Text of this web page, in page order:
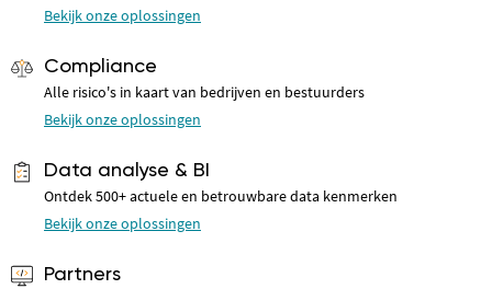
Bekijk onze oplossingen
Compliance
Alle risico's in kaart van bedrijven en bestuurders
Bekijk onze oplossingen
Data analyse & BI
Ontdek 500+ actuele en betrouwbare data kenmerken
Bekijk onze oplossingen
Partners